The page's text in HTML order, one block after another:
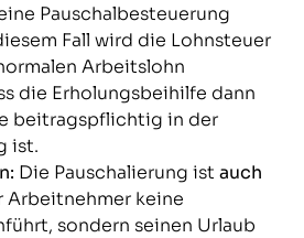
Pauschalbesteuerung
Fall wird die Lohnsteuer
Arbeitslohn
die Erholungsbeihilfe dann
beitragspflichtig in der
ist.
Die Pauschalierung ist auch
Arbeitnehmer keine
sondern seinen Urlaub